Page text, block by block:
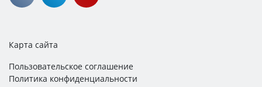
Карта сайта
Пользовательское соглашение
Политика конфиденциальности